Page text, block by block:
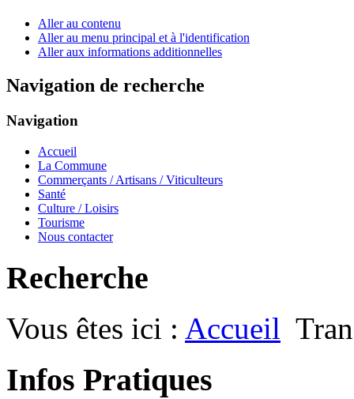
Aller au contenu
Aller au menu principal et à l'identification
Aller aux informations additionnelles
Navigation de recherche
Navigation
Accueil
La Commune
Commerçants / Artisans / Viticulteurs
Santé
Culture / Loisirs
Tourisme
Nous contacter
Recherche
Vous êtes ici : Accueil
Infos Pratiques